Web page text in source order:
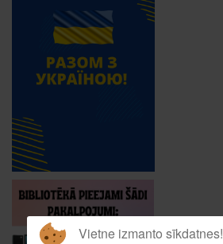
Vietne izmanto sīkdatnes!